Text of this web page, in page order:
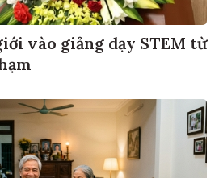
vào giảng dạy STEM từ